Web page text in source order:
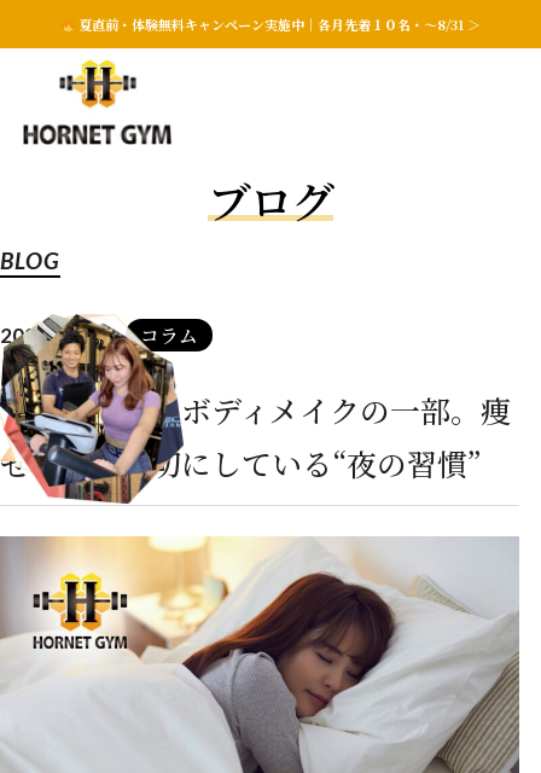
夏直前・体験無料キャンペーン実施中｜各月先着１０名・〜8/31 ＞
ブログ
BLOG
2025.11.03 コラム
眠ることも、ボディメイクの一部。痩
せる人が大切にしている“夜の習慣”